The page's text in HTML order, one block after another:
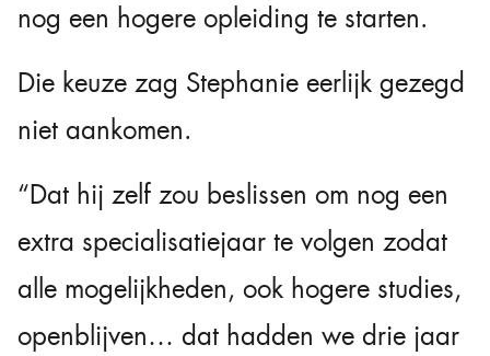
nog een hogere opleiding te starten.
Die keuze zag Stephanie eerlijk gezegd
niet aankomen.
“Dat hij zelf zou beslissen om nog een
extra specialisatiejaar te volgen zodat
alle mogelijkheden, ook hogere studies,
openblijven… dat hadden we drie jaar